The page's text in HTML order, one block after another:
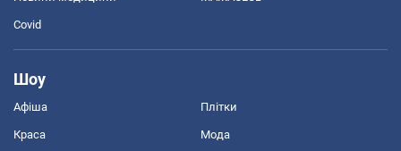
Covid
Шоу
Афіша Плітки
Краса Мода